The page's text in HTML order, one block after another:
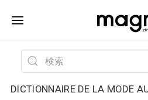
DICTIONNAIRE DE LA MODE